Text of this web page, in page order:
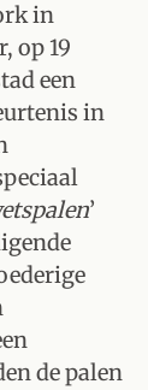
in
op 19
een
in
’
de palen